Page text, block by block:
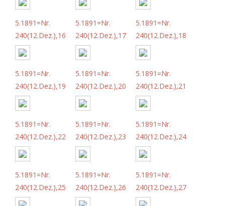
5.1891=Nr.
240(12.Dez.),16
5.1891=Nr.
240(12.Dez.),17
5.1891=Nr.
240(12.Dez.),18
5.1891=Nr.
240(12.Dez.),19
5.1891=Nr.
240(12.Dez.),20
5.1891=Nr.
240(12.Dez.),21
5.1891=Nr.
240(12.Dez.),22
5.1891=Nr.
240(12.Dez.),23
5.1891=Nr.
240(12.Dez.),24
5.1891=Nr.
240(12.Dez.),25
5.1891=Nr.
240(12.Dez.),26
5.1891=Nr.
240(12.Dez.),27